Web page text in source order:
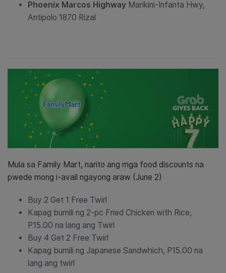
Phoenix Marcos Highway Marikini-Infanta Hwy,
Antipolo 1870 Rizal
Mula sa Family Mart, narito ang mga food discounts na
pwede mong i-avail ngayong araw (June 2)
Buy 2 Get 1 Free Twirl
Kapag bumili ng 2-pc Fried Chicken with Rice,
P15.00 na lang ang Twirl
Buy 4 Get 2 Free Twirl
Kapag bumili ng Japanese Sandwhich, P15.00 na
lang ang twirl